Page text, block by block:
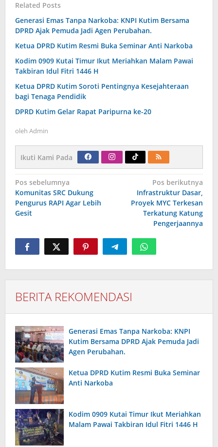
Related Posts
Generasi Emas Tanpa Narkoba: KNPI Kutim Bersama
DPRD Ajak Pemuda Jadi Agen Perubahan.
Ketua DPRD Kutim Resmi Buka Seminar Anti Narkoba
Kodim 0909 Kutai Timur Ikut Meriahkan Malam Pawai
Takbiran Idul Fitri 1446 H
Ketua DPRD Kutim Soroti Pentingnya Kesejahteraan
bagi Tenaga Pendidik
DPRD Kutim Gelar Rapat Paripurna ke-20
oleh Admin
Ikuti Kami Pada
Navigasi
pos
Pos sebelumnya
Komunitas SRC Dukung
Pengurus RAPI Agar Lebih
Gesit
Pos berikutnya
Infrastruktur Dasar,
Proyek MYC Terkesan
Terkatung Katung
Pengerjaannya
BERITA REKOMENDASI
Generasi Emas Tanpa Narkoba: KNPI
Kutim Bersama DPRD Ajak Pemuda Jadi
Agen Perubahan.
Ketua DPRD Kutim Resmi Buka Seminar
Anti Narkoba
Kodim 0909 Kutai Timur Ikut Meriahkan
Malam Pawai Takbiran Idul Fitri 1446 H